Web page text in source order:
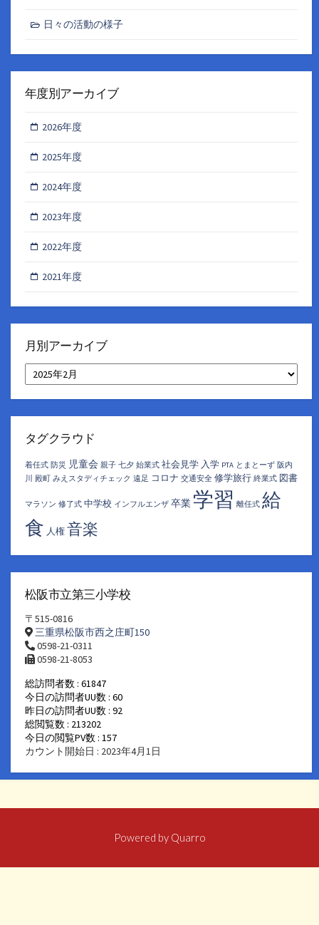
日々の活動の様子
年度別アーカイブ
2026年度
2025年度
2024年度
2023年度
2022年度
2021年度
月別アーカイブ
月
別
ア
イ
タグクラウド
着任式 防災 児童会 親子 七夕 始業式 社会見学 入学 PTA とまとーず 阪内
川 殿町 みえスタディチェック 遠足 コロナ 交通安全 修学旅行 終業式 図書
マラソン 修了式 中学校 インフルエンザ 卒業 学習 離任式 給
食 人権 音楽
松阪市立第三小学校
〒515-0816
三重県松阪市西之庄町150
0598-21-0311
0598-21-8053
総訪問者数 : 61847
今日の訪問者UU数 : 60
昨日の訪問者UU数 : 92
総閲覧数 : 213202
今日の閲覧PV数 : 157
カウント開始日 : 2023年4月1日
Powered by Quarro